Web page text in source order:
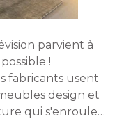
parvient à
!
fabricants usent
design et
qui s'enroule